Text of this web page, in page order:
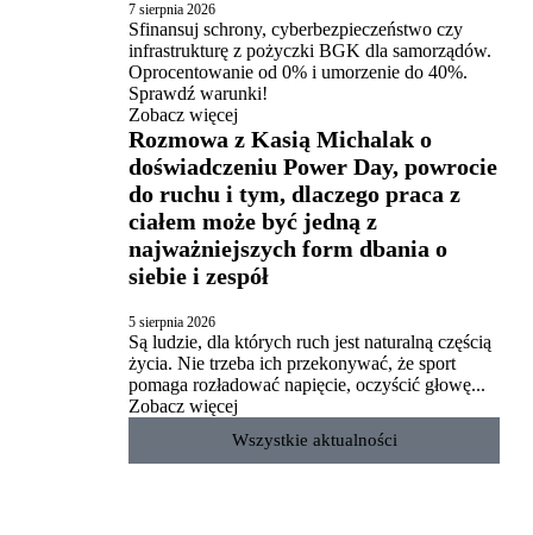
7 sierpnia 2026
Sfinansuj schrony, cyberbezpieczeństwo czy
infrastrukturę z pożyczki BGK dla samorządów.
Oprocentowanie od 0% i umorzenie do 40%.
Sprawdź warunki!
Zobacz więcej
Rozmowa z Kasią Michalak o
doświadczeniu Power Day, powrocie
do ruchu i tym, dlaczego praca z
ciałem może być jedną z
najważniejszych form dbania o
siebie i zespół
5 sierpnia 2026
Są ludzie, dla których ruch jest naturalną częścią
życia. Nie trzeba ich przekonywać, że sport
pomaga rozładować napięcie, oczyścić głowę...
Zobacz więcej
Wszystkie aktualności